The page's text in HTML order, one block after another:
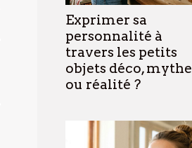
Exprimer sa
personnalité à
travers les petits
objets déco, mythe
ou réalité ?